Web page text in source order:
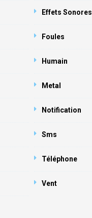
Effets Sonores
Foules
Humain
Metal
Notification
Sms
Téléphone
Vent